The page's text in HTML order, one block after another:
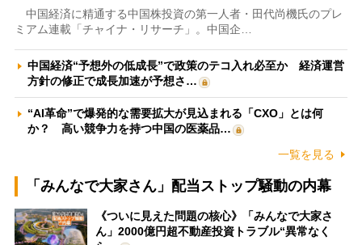
中国経済に精通する中国株投資の第一人者・田代尚機氏のプレ
ミアム連載「チャイナ・リサーチ」。中国企…
中国経済“予想外の低成長”で政策のテコ入れ必至か 経済運営
方針の修正で成長加速が予想さ…
“AI革命”で爆発的な需要拡大が見込まれる「CXO」とは何
か？ 高い競争力を持つ中国の医薬品…
一覧を見る
「みんなで大家さん」配当ストップ騒動の内幕
《ついに見えた問題の核心》「みんなで大家さ
ん」2000億円超不動産投資トラブル“異常なく